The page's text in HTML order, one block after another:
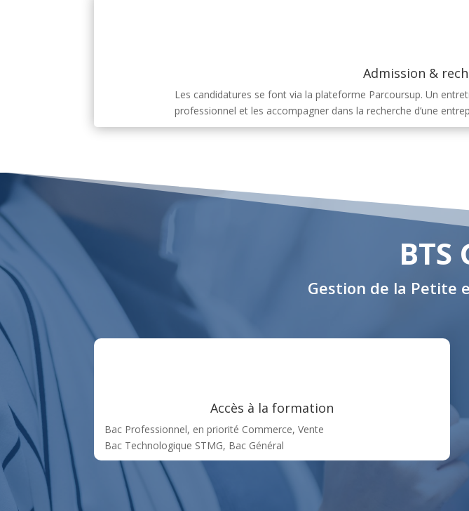
Admission &
Les candidatures se font via la plateforme Parcoursup. Un
professionnel et les accompagner dans la recherche d’une
BTS
Gestion de la Petite
Accès à la formation
Bac Professionnel, en priorité Commerce, Vente
Bac Technologique STMG, Bac Général